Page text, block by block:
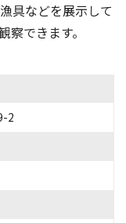
具などを展示して
できます。
2